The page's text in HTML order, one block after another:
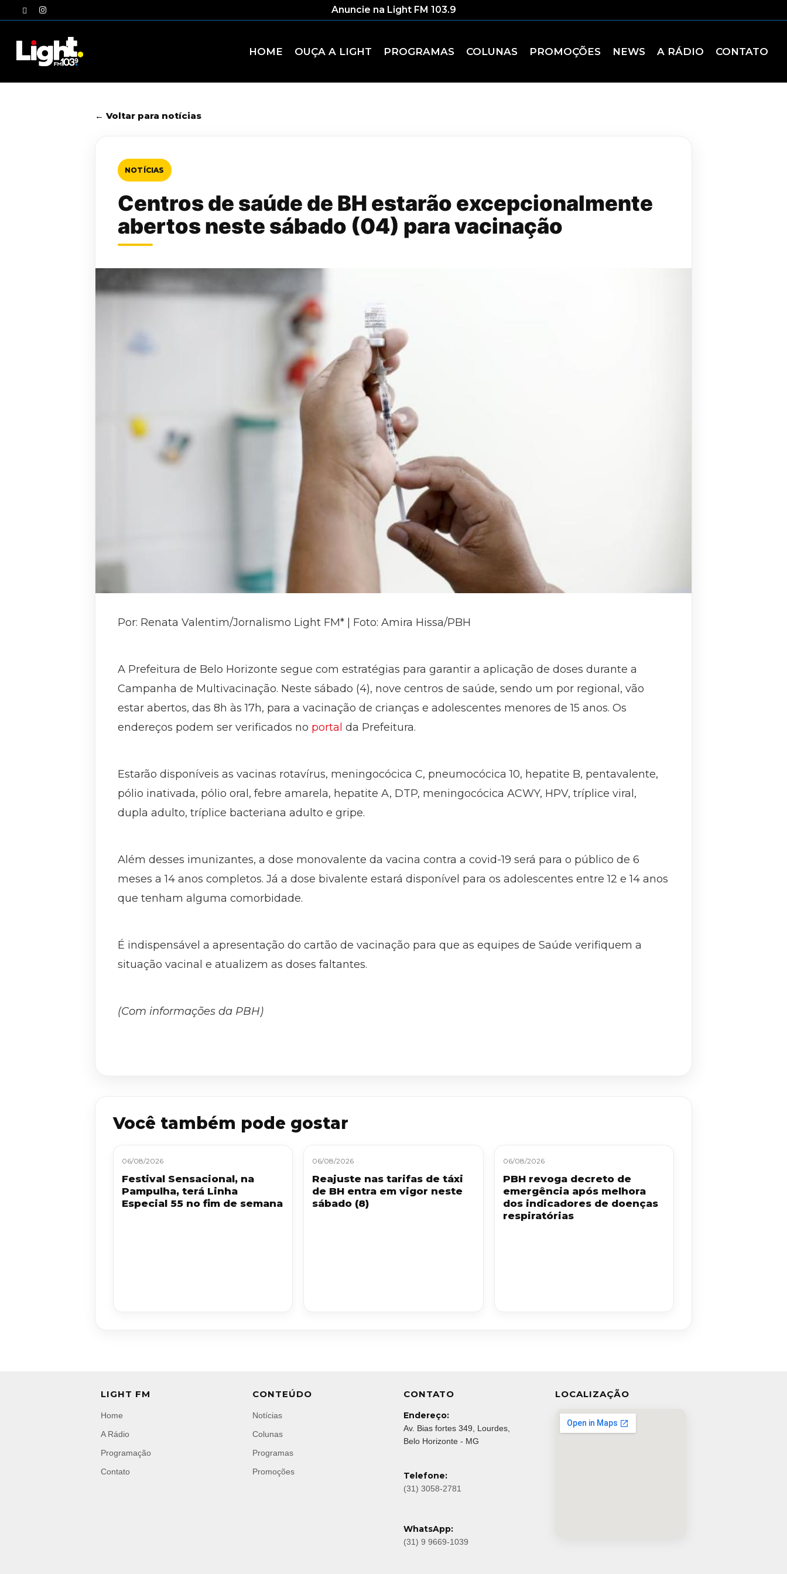
to
twitterinstagram Anuncie na Light FM 103.9
HOME OUÇA A LIGHT PROGRAMAS COLUNAS PROMOÇÕES NEWS A RÁDIO CONTATO
← Voltar para notícias
NOTÍCIAS
Centros de saúde de BH estarão excepcionalmente
abertos neste sábado (04) para vacinação
Por: Renata Valentim/Jornalismo Light FM* | Foto: Amira Hissa/PBH
A Prefeitura de Belo Horizonte segue com estratégias para garantir a aplicação de doses durante a
Campanha de Multivacinação. Neste sábado (4), nove centros de saúde, sendo um por regional, vão
estar abertos, das 8h às 17h, para a vacinação de crianças e adolescentes menores de 15 anos. Os
endereços podem ser verificados no portal da Prefeitura.
Estarão disponíveis as vacinas rotavírus, meningocócica C, pneumocócica 10, hepatite B, pentavalente,
pólio inativada, pólio oral, febre amarela, hepatite A, DTP, meningocócica ACWY, HPV, tríplice viral,
dupla adulto, tríplice bacteriana adulto e gripe.
Além desses imunizantes, a dose monovalente da vacina contra a covid-19 será para o público de 6
meses a 14 anos completos. Já a dose bivalente estará disponível para os adolescentes entre 12 e 14 anos
que tenham alguma comorbidade.
É indispensável a apresentação do cartão de vacinação para que as equipes de Saúde verifiquem a
situação vacinal e atualizem as doses faltantes.
(Com informações da PBH)
Você também pode gostar
06/08/2026
Festival Sensacional, na
Pampulha, terá Linha
Especial 55 no fim de semana
06/08/2026
Reajuste nas tarifas de táxi
de BH entra em vigor neste
sábado (8)
06/08/2026
PBH revoga decreto de
emergência após melhora
dos indicadores de doenças
respiratórias
LIGHT FM
Home
A Rádio
Programação
Contato
CONTEÚDO
Notícias
Colunas
Programas
Promoções
CONTATO
Endereço:
Av. Bias fortes 349, Lourdes,
Belo Horizonte - MG
Telefone:
(31) 3058-2781
WhatsApp:
(31) 9 9669-1039
LOCALIZAÇÃO